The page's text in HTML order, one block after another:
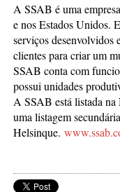
A SSAB é uma
e nos Estados Unidos.
serviços desenvolvidos
clientes para criar um
SSAB conta com
possui unidades
A SSAB está listada
uma listagem
Helsinque.